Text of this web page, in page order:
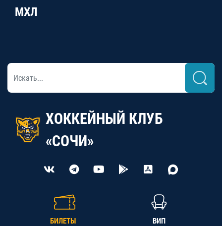
МХЛ
ХОККЕЙНЫЙ КЛУБ
«СОЧИ»
БИЛЕТЫ ВИП